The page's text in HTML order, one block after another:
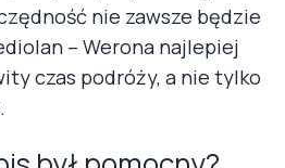
nie zawsze będzie
– Werona najlepiej
czas podróży, a nie tylko